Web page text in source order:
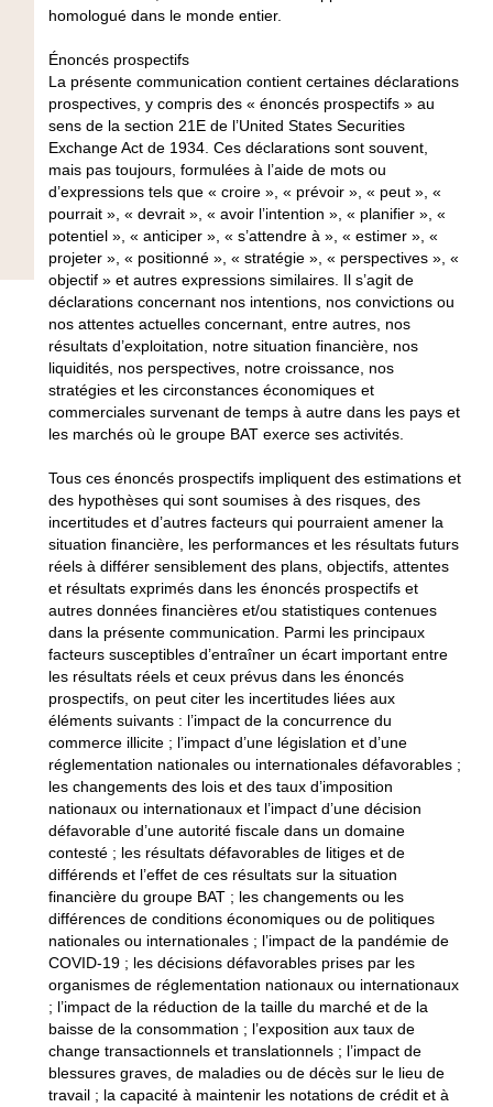
homologué dans le monde entier.
Énoncés prospectifs
La présente communication contient certaines déclarations
prospectives, y compris des « énoncés prospectifs » au
sens de la section 21E de l’United States Securities
Exchange Act de 1934. Ces déclarations sont souvent,
mais pas toujours, formulées à l’aide de mots ou
d’expressions tels que « croire », « prévoir », « peut », «
pourrait », « devrait », « avoir l’intention », « planifier », «
potentiel », « anticiper », « s’attendre à », « estimer », «
projeter », « positionné », « stratégie », « perspectives », «
objectif » et autres expressions similaires. Il s’agit de
déclarations concernant nos intentions, nos convictions ou
nos attentes actuelles concernant, entre autres, nos
résultats d’exploitation, notre situation financière, nos
liquidités, nos perspectives, notre croissance, nos
stratégies et les circonstances économiques et
commerciales survenant de temps à autre dans les pays et
les marchés où le groupe BAT exerce ses activités.
Tous ces énoncés prospectifs impliquent des estimations et
des hypothèses qui sont soumises à des risques, des
incertitudes et d’autres facteurs qui pourraient amener la
situation financière, les performances et les résultats futurs
réels à différer sensiblement des plans, objectifs, attentes
et résultats exprimés dans les énoncés prospectifs et
autres données financières et/ou statistiques contenues
dans la présente communication. Parmi les principaux
facteurs susceptibles d’entraîner un écart important entre
les résultats réels et ceux prévus dans les énoncés
prospectifs, on peut citer les incertitudes liées aux
éléments suivants : l’impact de la concurrence du
commerce illicite ; l’impact d’une législation et d’une
réglementation nationales ou internationales défavorables ;
les changements des lois et des taux d’imposition
nationaux ou internationaux et l’impact d’une décision
défavorable d’une autorité fiscale dans un domaine
contesté ; les résultats défavorables de litiges et de
différends et l’effet de ces résultats sur la situation
financière du groupe BAT ; les changements ou les
différences de conditions économiques ou de politiques
nationales ou internationales ; l’impact de la pandémie de
COVID-19 ; les décisions défavorables prises par les
organismes de réglementation nationaux ou internationaux
; l’impact de la réduction de la taille du marché et de la
baisse de la consommation ; l’exposition aux taux de
change transactionnels et translationnels ; l’impact de
blessures graves, de maladies ou de décès sur le lieu de
travail ; la capacité à maintenir les notations de crédit et à